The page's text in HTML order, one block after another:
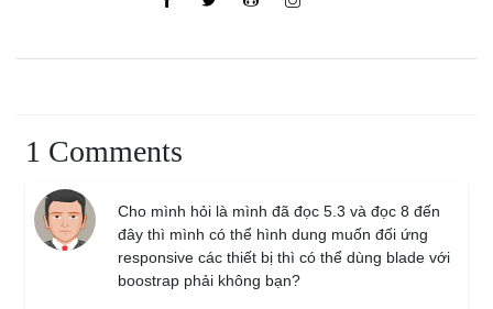
1 Comments
Cho mình hỏi là mình đã đọc 5.3 và đọc 8 đến
đây thì mình có thể hình dung muốn đối ứng
responsive các thiết bị thì có thể dùng blade với
boostrap phải không bạn?